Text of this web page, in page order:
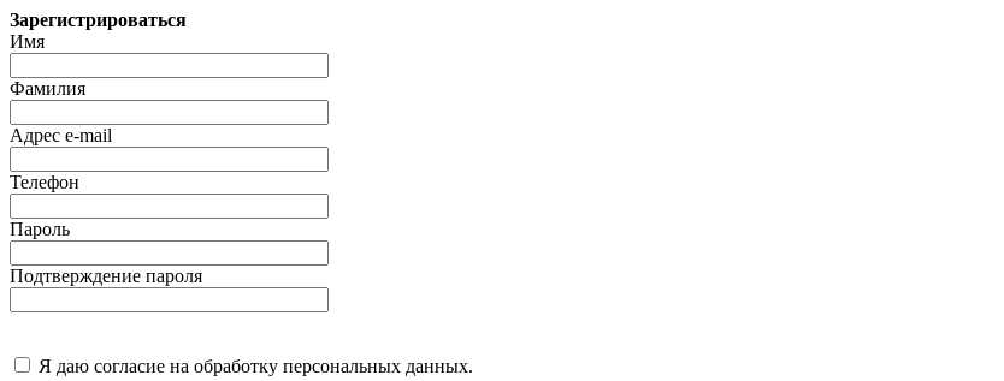
Зарегистрироваться
Имя
Фамилия
Адрес e-mail
Телефон
Пароль
Подтверждение пароля
Я даю согласие на обработку персональных данных.